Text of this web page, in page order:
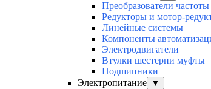
Преобразователи частоты
Редукторы и мотор-
Линейные системы
Компоненты
Электродвигатели
Втулки шестерни муфты
Подшипники
Электропитание
▼